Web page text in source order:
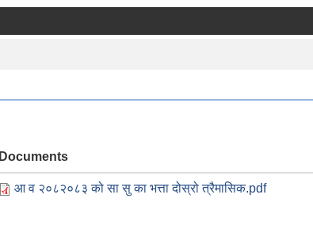
Documents
आ व २०८२०८३ को सा सु का भत्ता दोस्रो त्रैमासिक.pdf